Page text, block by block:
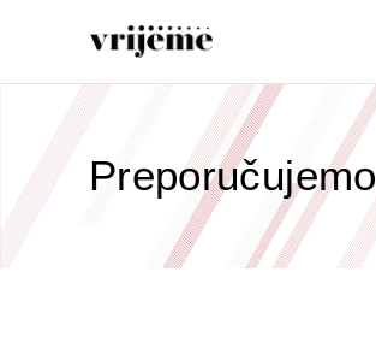
Preporučujemo